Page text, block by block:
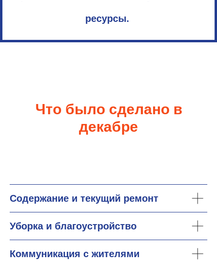
ресурсы.
Что было сделано в
декабре
Содержание и текущий ремонт
Уборка и благоустройство
Коммуникация с жителями